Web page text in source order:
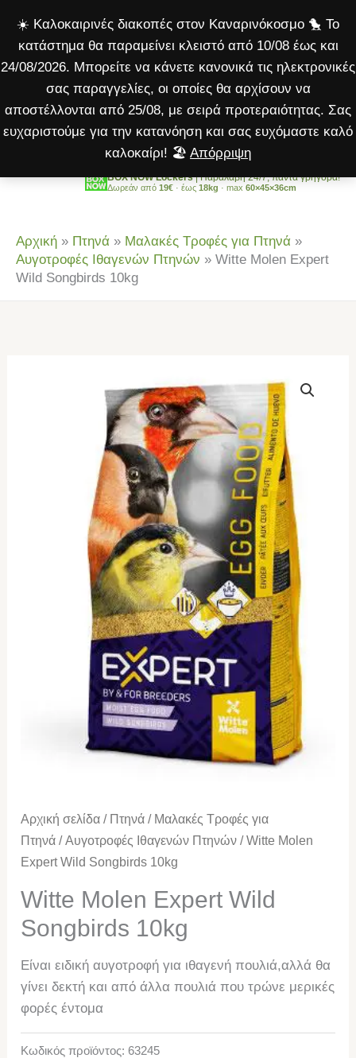
☀️ Καλοκαιρινές διακοπές στον Καναρινόκοσμο 🐤 Το
κατάστημα θα παραμείνει κλειστό από 10/08 έως και
24/08/2026. Μπορείτε να κάνετε κανονικά τις ηλεκτρονικές
σας παραγγελίες, οι οποίες θα αρχίσουν να
αποστέλλονται από 25/08, με σειρά προτεραιότητας. Σας
ευχαριστούμε για την κατανόηση και σας ευχόμαστε καλό
καλοκαίρι! 🏖️ Απόρριψη
στο
περιεχόμενο
BOX NOW Lockers| Παραλαβή 24/7, πάντα γρήγορα!
Δωρεάν από 19€ · έως 18kg · max 60×45×36cm
Αρχική » Πτηνά » Μαλακές Τροφές για Πτηνά »
Αυγοτροφές Ιθαγενών Πτηνών » Witte Molen Expert
Wild Songbirds 10kg
Αρχική σελίδα / Πτηνά / Μαλακές Τροφές για
Πτηνά /Αυγοτροφές Ιθαγενών Πτηνών / Witte Molen
Expert Wild Songbirds 10kg
Witte Molen Expert Wild
Songbirds 10kg
Είναι ειδική αυγοτροφή για ιθαγενή πουλιά,αλλά θα
γίνει δεκτή και από άλλα πουλιά που τρώνε μερικές
φορές έντομα
Κωδικός προϊόντος:63245
Wild
Songbirds
10kg
ποσότητα